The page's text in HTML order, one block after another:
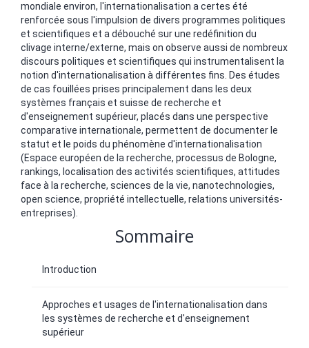
mondiale environ, l'internationalisation a certes été
renforcée sous l'impulsion de divers programmes politiques
et scientifiques et a débouché sur une redéfinition du
clivage interne/externe, mais on observe aussi de nombreux
discours politiques et scientifiques qui instrumentalisent la
notion d'internationalisation à différentes fins. Des études
de cas fouillées prises principalement dans les deux
systèmes français et suisse de recherche et
d'enseignement supérieur, placés dans une perspective
comparative internationale, permettent de documenter le
statut et le poids du phénomène d'internationalisation
(Espace européen de la recherche, processus de Bologne,
rankings, localisation des activités scientifiques, attitudes
face à la recherche, sciences de la vie, nanotechnologies,
open science, propriété intellectuelle, relations universités-
entreprises).
Sommaire
Introduction
Approches et usages de l'internationalisation dans
les systèmes de recherche et d'enseignement
supérieur